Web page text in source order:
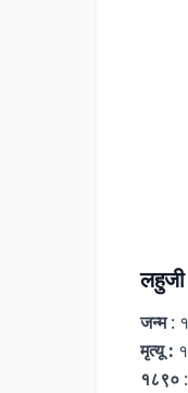
लहुजी
जन्म:
मृत्यू :
१८९०